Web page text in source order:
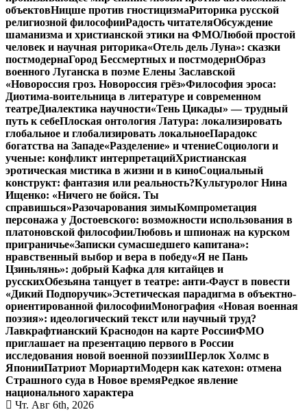
объектовНицше против гностицизмаРиторика русской
религиозной философииРадость читателяОбсуждение
шаманизма и христианской этики на ФМОЛюбой простой
человек и научная риторика«Отель дель Луна»: сказки
постмодернаГород Бессмертных и постмодернОбраз
военного Луганска в поэме Елены Заславской
«Новороссия гроз. Новороссия грёз»Философия эроса:
Диотима-воительница в литературе и современном
театреДиалектика научности«Тень Цикады» — трудный
путь к себеПлоская онтология Латура: локализировать
глобальное и глобализировать локальноеПарадокс
богатства на Западе«Разделение» и чтениеСоциологи и
ученые: конфликт интерпретацийХристианская
эротическая мистика в жизни и в киноСоциальный
конструкт: фантазия или реальность?Культуролог Нина
Ищенко: «Ничего не бойся. Ты
справишься»Разочарования зимыКомпрометация
персонажа у Достоевского: возможности использования в
платоновской философииЛюбовь и шпионаж на курском
приграничье«Записки сумасшедшего капитана»:
нравственный выбор и вера в победу«Я не Пань
Цзиньлянь»: добрый Кафка для китайцев и
русскихОбезьяна танцует в театре: анти-Фауст в повести
«Дикий Подпоручик»Эстетическая парадигма в объектно-
ориентированной философииМонография «Новая военная
поэзия»: идеологический текст или научный труд?
Лавкрафтианский Краснодон на карте РоссииФМО
приглашает на презентацию первого в России
исследования новой военной поэзииШерлок Холмс в
ЯпонииПатриот МориартиМодерн как катехон: отмена
Страшного суда в Новое времяРедкое явление
национального характера
Чт. Авг 6th, 2026